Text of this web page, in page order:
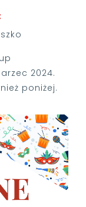
2024.
poniżej.